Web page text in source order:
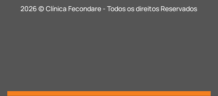
2026 © Clínica Fecondare - Todos os direitos Reservados